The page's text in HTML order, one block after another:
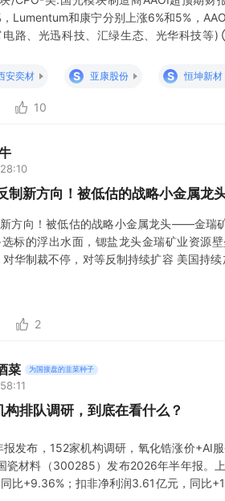
Lumentum和康宁分别上涨6%和5%，
电路、光迅科技、汇绿生态、光华科技
电子、方正科技等） ③存储芯片/HBM-SK
安奕材 S 亚康股份 S 恒坤新材
10
制新方向！被低估的战略小金属
新方向！被低估的战略小金属龙头——金瑞
标的浮出水面，锶盐龙头金瑞矿业资源
华制裁不停，对等反制持续扩容 美国持
酸锶高度依赖进口，可用于军机隐身涂层
2
菜 为国接盘的韭菜种子
排队调研，到底在看什么？
发布，152家机构调研，氧化锆涨价+AI
瓷材料（300285）发布2026年半年报。
比+9.36%；扣非净利润3.61亿元，同比